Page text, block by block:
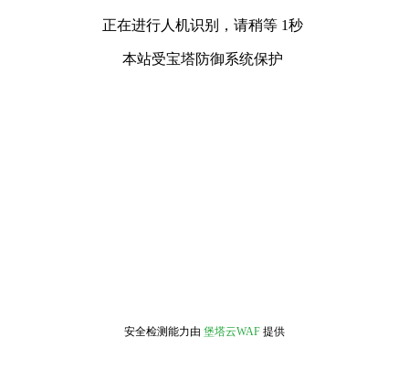
正在进行人机识别，请稍等 1秒
本站受宝塔防御系统保护
安全检测能力由 堡塔云WAF 提供